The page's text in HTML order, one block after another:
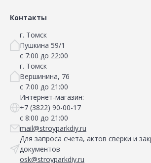
Контакты
г. Томск
Пушкина 59/1
с 7:00 до 22:00
г. Томск
Вершинина, 76
с 7:00 до 21:00
Интернет-магазин:
+7 (3822) 90-00-17
с 8:00 до 21:00
mail@stroyparkdiy.ru
Для запроса счета, актов сверки и
документов
osk@stroyparkdiy.ru